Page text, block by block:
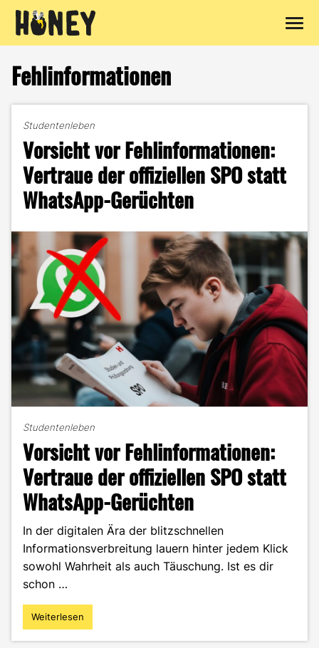
Inhalt
springen
Fehlinformationen
Studentenleben
Vorsicht vor Fehlinformationen:
Vertraue der offiziellen SPO statt
WhatsApp-Gerüchten
Studentenleben
Vorsicht vor Fehlinformationen:
Vertraue der offiziellen SPO statt
WhatsApp-Gerüchten
In der digitalen Ära der blitzschnellen
Informationsverbreitung lauern hinter jedem Klick
sowohl Wahrheit als auch Täuschung. Ist es dir
schon …
"Vorsicht
vor
Weiterlesen